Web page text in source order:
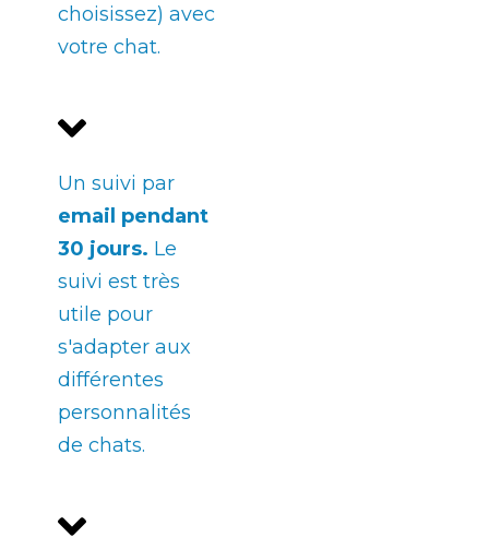
choisissez) avec
votre chat.
Un suivi par
email pendant
30 jours. Le
suivi est très
utile pour
s'adapter aux
différentes
personnalités
de chats.